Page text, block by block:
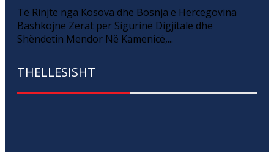
Të Rinjtë nga Kosova dhe Bosnja e Hercegovina
Bashkojnë Zërat për Sigurinë Digjitale dhe
Shëndetin Mendor Në Kamenicë,...
THELLESISHT